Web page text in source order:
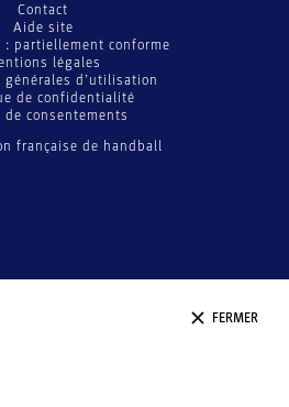
FERMER
française de handball
Contact
Aide site
partiellement conforme
légales
générales d’utilisation
de confidentialité
de consentements